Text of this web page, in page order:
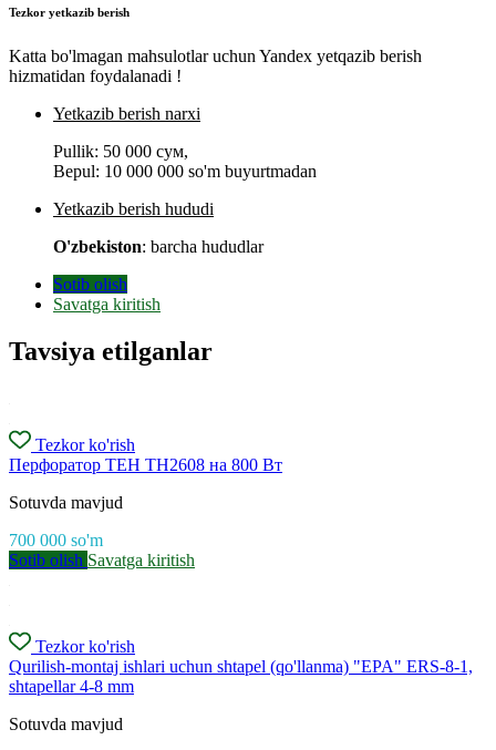
Tezkor yetkazib berish
Katta bo'lmagan mahsulotlar uchun Yandex yetqazib berish
hizmatidan foydalanadi !
Yetkazib berish narxi
Pullik: 50 000 сум,
Bepul: 10 000 000 so'm buyurtmadan
Yetkazib berish hududi
O'zbekiston: barcha hududlar
Sotib olish
Savatga kiritish
Tavsiya etilganlar
Tezkor ko'rish
Перфоратор TEH TH2608 на 800 Вт
Sotuvda mavjud
700 000 so'm
Sotib olish Savatga kiritish
Tezkor ko'rish
Qurilish-montaj ishlari uchun shtapel (qo'llanma) "EPA" ERS-8-1,
shtapellar 4-8 mm
Sotuvda mavjud